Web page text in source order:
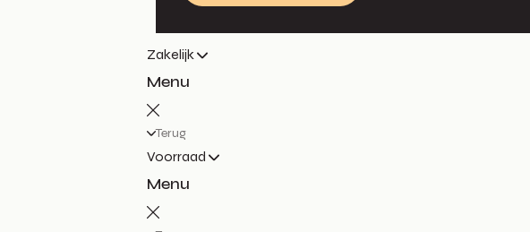
Zakelijk
Menu
Terug
Voorraad
Menu